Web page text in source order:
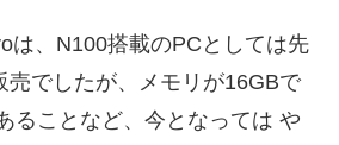
は、N100搭載のPCとしては先
売でしたが、メモリが16GBで
ることなど、今となっては や